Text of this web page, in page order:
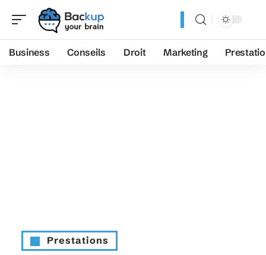
Business Conseils Droit Marketing
Prestations